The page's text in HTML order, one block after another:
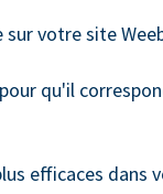
votre site
qu'il
efficaces dans